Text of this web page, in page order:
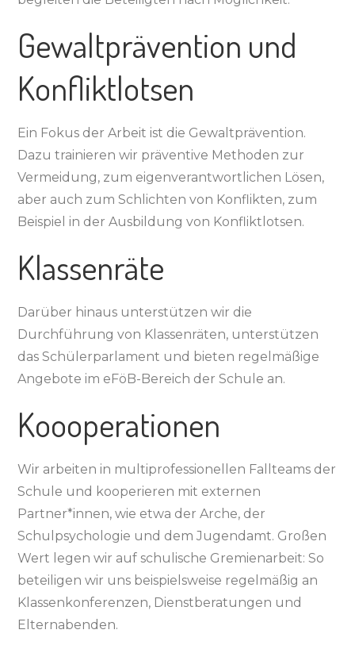
Gewaltprävention und
Konfliktlotsen
Ein Fokus der Arbeit ist die Gewaltprävention.
Dazu trainieren wir präventive Methoden zur
Vermeidung, zum eigenverantwortlichen Lösen,
aber auch zum Schlichten von Konflikten, zum
Beispiel in der Ausbildung von Konfliktlotsen.
Klassenräte
Darüber hinaus unterstützen wir die
Durchführung von Klassenräten, unterstützen
das Schülerparlament und bieten regelmäßige
Angebote im eFöB-Bereich der Schule an.
Koooperationen
Wir arbeiten in multiprofessionellen Fallteams der
Schule und kooperieren mit externen
Partner*innen, wie etwa der Arche, der
Schulpsychologie und dem Jugendamt. Großen
Wert legen wir auf schulische Gremienarbeit: So
beteiligen wir uns beispielsweise regelmäßig an
Klassenkonferenzen, Dienstberatungen und
Elternabenden.